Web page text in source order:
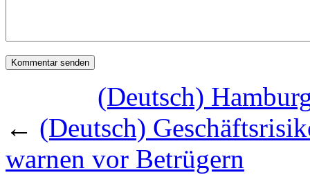
(Deutsch)
← (Deutsch)
warnen vor Betrügern